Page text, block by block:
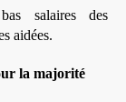
salaires des
aidées.
la majorité